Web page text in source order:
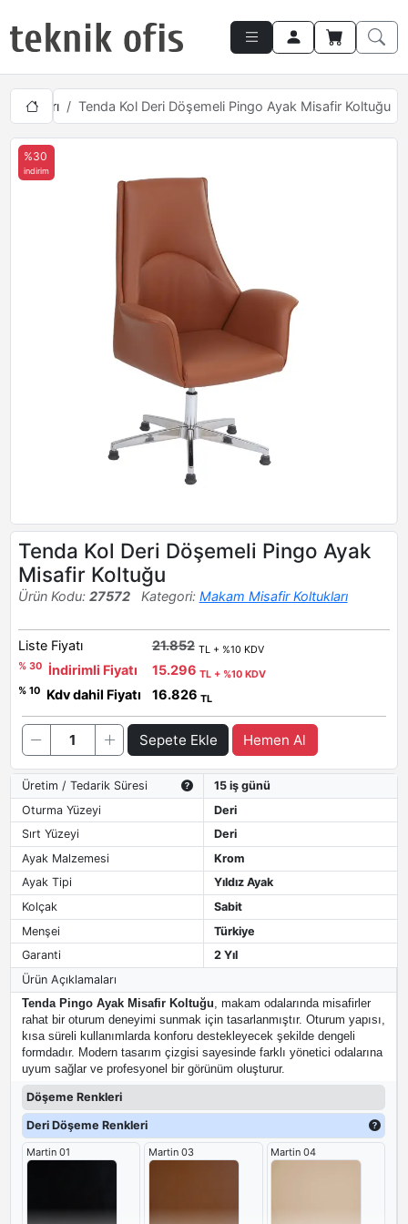
Tenda Kol Deri Döşemeli Pingo Ayak Misafir Koltuğu
%30
indirim
Tenda Kol Deri Döşemeli Pingo Ayak
Misafir Koltuğu
Ürün Kodu: 27572 Kategori: Makam Misafir Koltukları
Liste Fiyatı 21.852 TL + %10 KDV
% 30
İndirimli Fiyatı 15.296 TL + %10 KDV
% 10
Kdv dahil Fiyatı 16.826 TL
Sepete Ekle Hemen Al
Üretim / Tedarik Süresi
15 iş günü
Oturma Yüzeyi
Deri
Sırt Yüzeyi
Deri
Ayak Malzemesi
Krom
Ayak Tipi
Yıldız Ayak
Kolçak
Sabit
Menşei
Türkiye
Garanti
2 Yıl
Ürün Açıklamaları
Tenda Pingo Ayak Misafir Koltuğu, makam odalarında misafirler
rahat bir oturum deneyimi sunmak için tasarlanmıştır. Oturum yapısı,
kısa süreli kullanımlarda konforu destekleyecek şekilde dengeli
formdadır. Modern tasarım çizgisi sayesinde farklı yönetici odalarına
uyum sağlar ve profesyonel bir görünüm oluşturur.
Döşeme Renkleri
Deri Döşeme Renkleri
Martin 01 Martin 03 Martin 04